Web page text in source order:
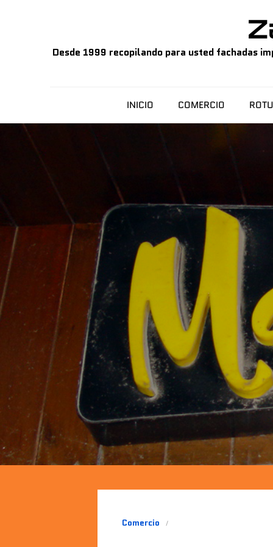
Desde 1999 recopilando para usted fachadas
INICIO COMERCIO
Comercio